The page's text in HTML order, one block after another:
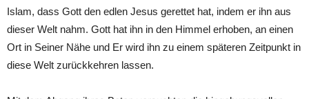
Islam, dass Gott den edlen Jesus gerettet hat, indem er ihn aus
dieser Welt nahm. Gott hat ihn in den Himmel erhoben, an einen
Ort in Seiner Nähe und Er wird ihn zu einem späteren Zeitpunkt in
diese Welt zurückkehren lassen.